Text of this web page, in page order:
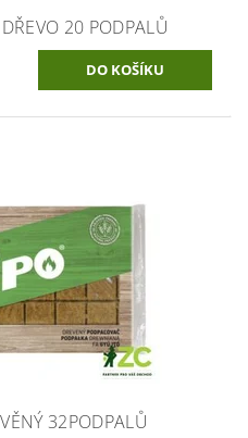
20 PODPALŮ
32PODPALŮ